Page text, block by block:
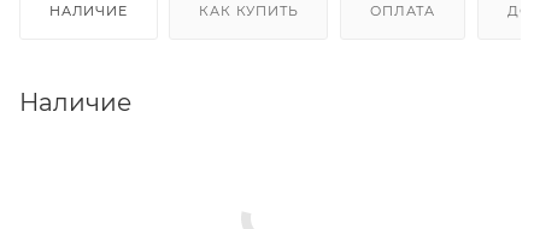
НАЛИЧИЕ КАК КУПИТЬ ОПЛАТА
Наличие